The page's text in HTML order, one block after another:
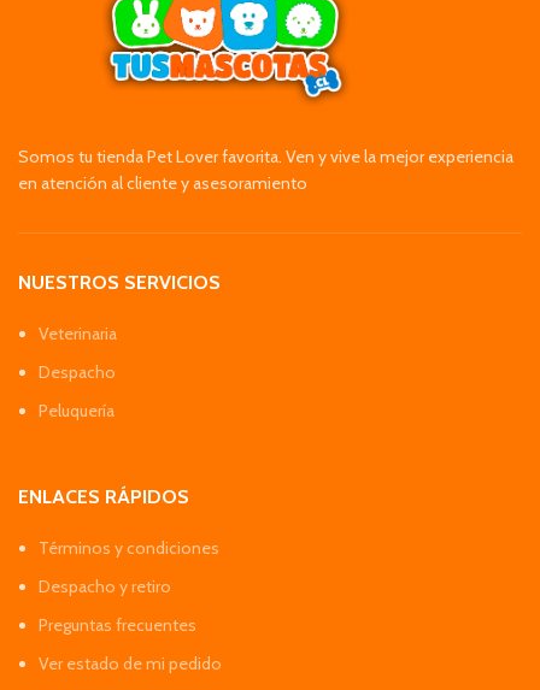
Somos tu tienda Pet Lover favorita. Ven y vive la mejor experiencia
en atención al cliente y asesoramiento
NUESTROS SERVICIOS
Veterinaria
Despacho
Peluquería
ENLACES RÁPIDOS
Términos y condiciones
Despacho y retiro
Preguntas frecuentes
Ver estado de mi pedido